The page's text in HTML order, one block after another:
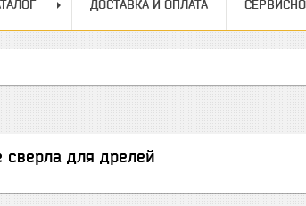
ДОСТАВКА И ОПЛАТА
сверла для дрелей